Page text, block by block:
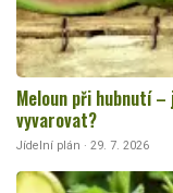
Meloun při hubnutí
vyvarovat?
Jídelní plán · 29. 7. 2026